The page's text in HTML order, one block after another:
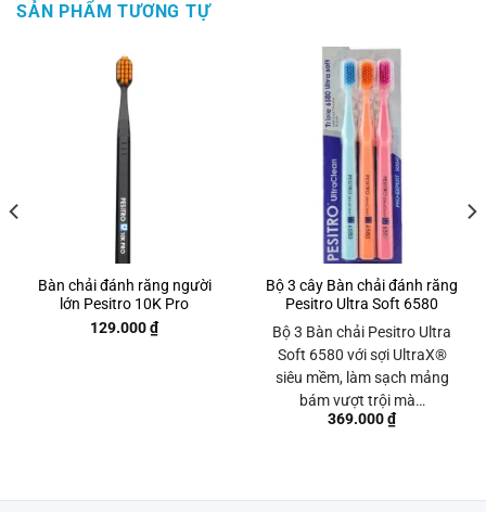
SẢN PHẨM TƯƠNG TỰ
Bàn chải đánh răng người
lớn Pesitro 10K Pro
129.000₫
Bộ 3 cây Bàn chải đánh răng
Pesitro Ultra Soft 6580
Bộ 3 Bàn chải Pesitro Ultra
Soft 6580 với sợi UltraX®
siêu mềm, làm sạch mảng
bám vượt trội mà…
369.000₫